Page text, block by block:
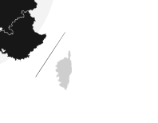
un de nos
la valeur de
vente.